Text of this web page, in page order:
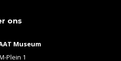
ons
Museum
Plein 1